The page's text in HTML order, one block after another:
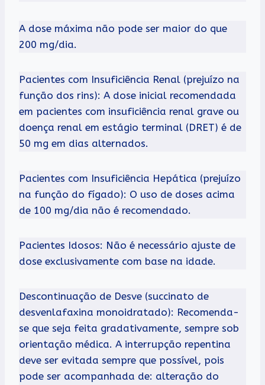
A dose máxima não pode ser maior do que
200 mg/dia.
Pacientes com Insuficiência Renal (prejuízo na
função dos rins): A dose inicial recomendada
em pacientes com insuficiência renal grave ou
doença renal em estágio terminal (DRET) é de
50 mg em dias alternados.
Pacientes com Insuficiência Hepática (prejuízo
na função do fígado): O uso de doses acima
de 100 mg/dia não é recomendado.
Pacientes Idosos: Não é necessário ajuste de
dose exclusivamente com base na idade.
Descontinuação de Desve (succinato de
desvenlafaxina monoidratado): Recomenda-
se que seja feita gradativamente, sempre sob
orientação médica. A interrupção repentina
deve ser evitada sempre que possível, pois
pode ser acompanhada de: alteração do